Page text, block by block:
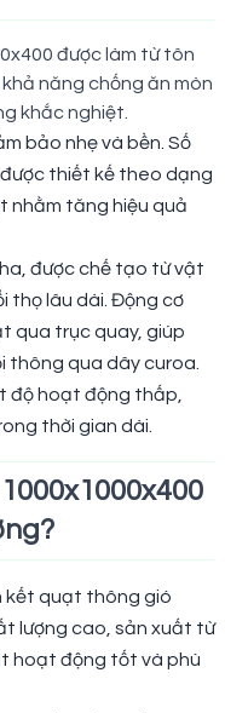
được làm từ tôn
năng chống ăn mòn
khắc nghiệt.
bảo nhẹ và bền. Số
thiết kế theo dạng
nhằm tăng hiệu quả
được chế tạo từ vật
thọ lâu dài. Động cơ
qua trục quay, giúp
thông qua dây curoa.
độ hoạt động thấp,
thời gian dài.
kết quạt thông gió
lượng cao, sản xuất từ
hoạt động tốt và phù